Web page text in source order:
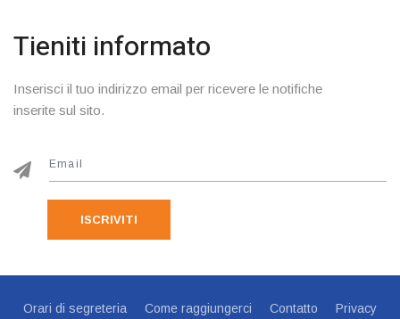
Tieniti informato
Inserisci il tuo indirizzo email per ricevere le notifiche
inserite sul sito.
ISCRIVITI
Orari di segreteria Come raggiungerci Contatto Privacy